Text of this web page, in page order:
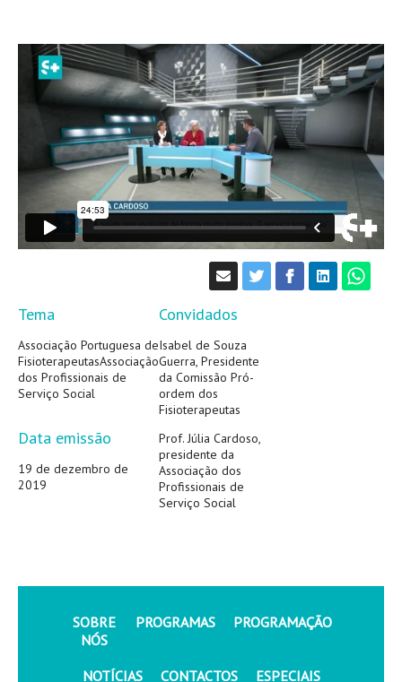
Tema
Associação Portuguesa de
FisioterapeutasAssociação
dos Profissionais de
Serviço Social
Data emissão
19 de dezembro de
2019
Convidados
Isabel de Souza
Guerra, Presidente
da Comissão Pró-
ordem dos
Fisioterapeutas
Prof. Júlia Cardoso,
presidente da
Associação dos
Profissionais de
Serviço Social
SOBRE
NÓS
PROGRAMAS PROGRAMAÇÃO
NOTÍCIAS CONTACTOS ESPECIAIS